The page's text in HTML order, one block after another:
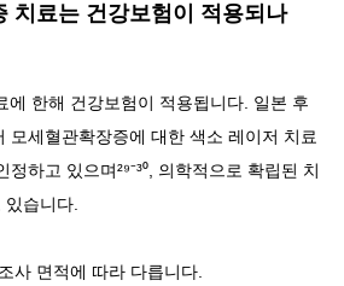
치료는 건강보험이 적용되나
에 한해 건강보험이 적용됩니다. 일본 후
모세혈관확장증에 대한 색소 레이저 치료
하고 있으며²⁹⁻³⁰, 의학적으로 확립된 치
습니다.
사 면적에 따라 다릅니다.